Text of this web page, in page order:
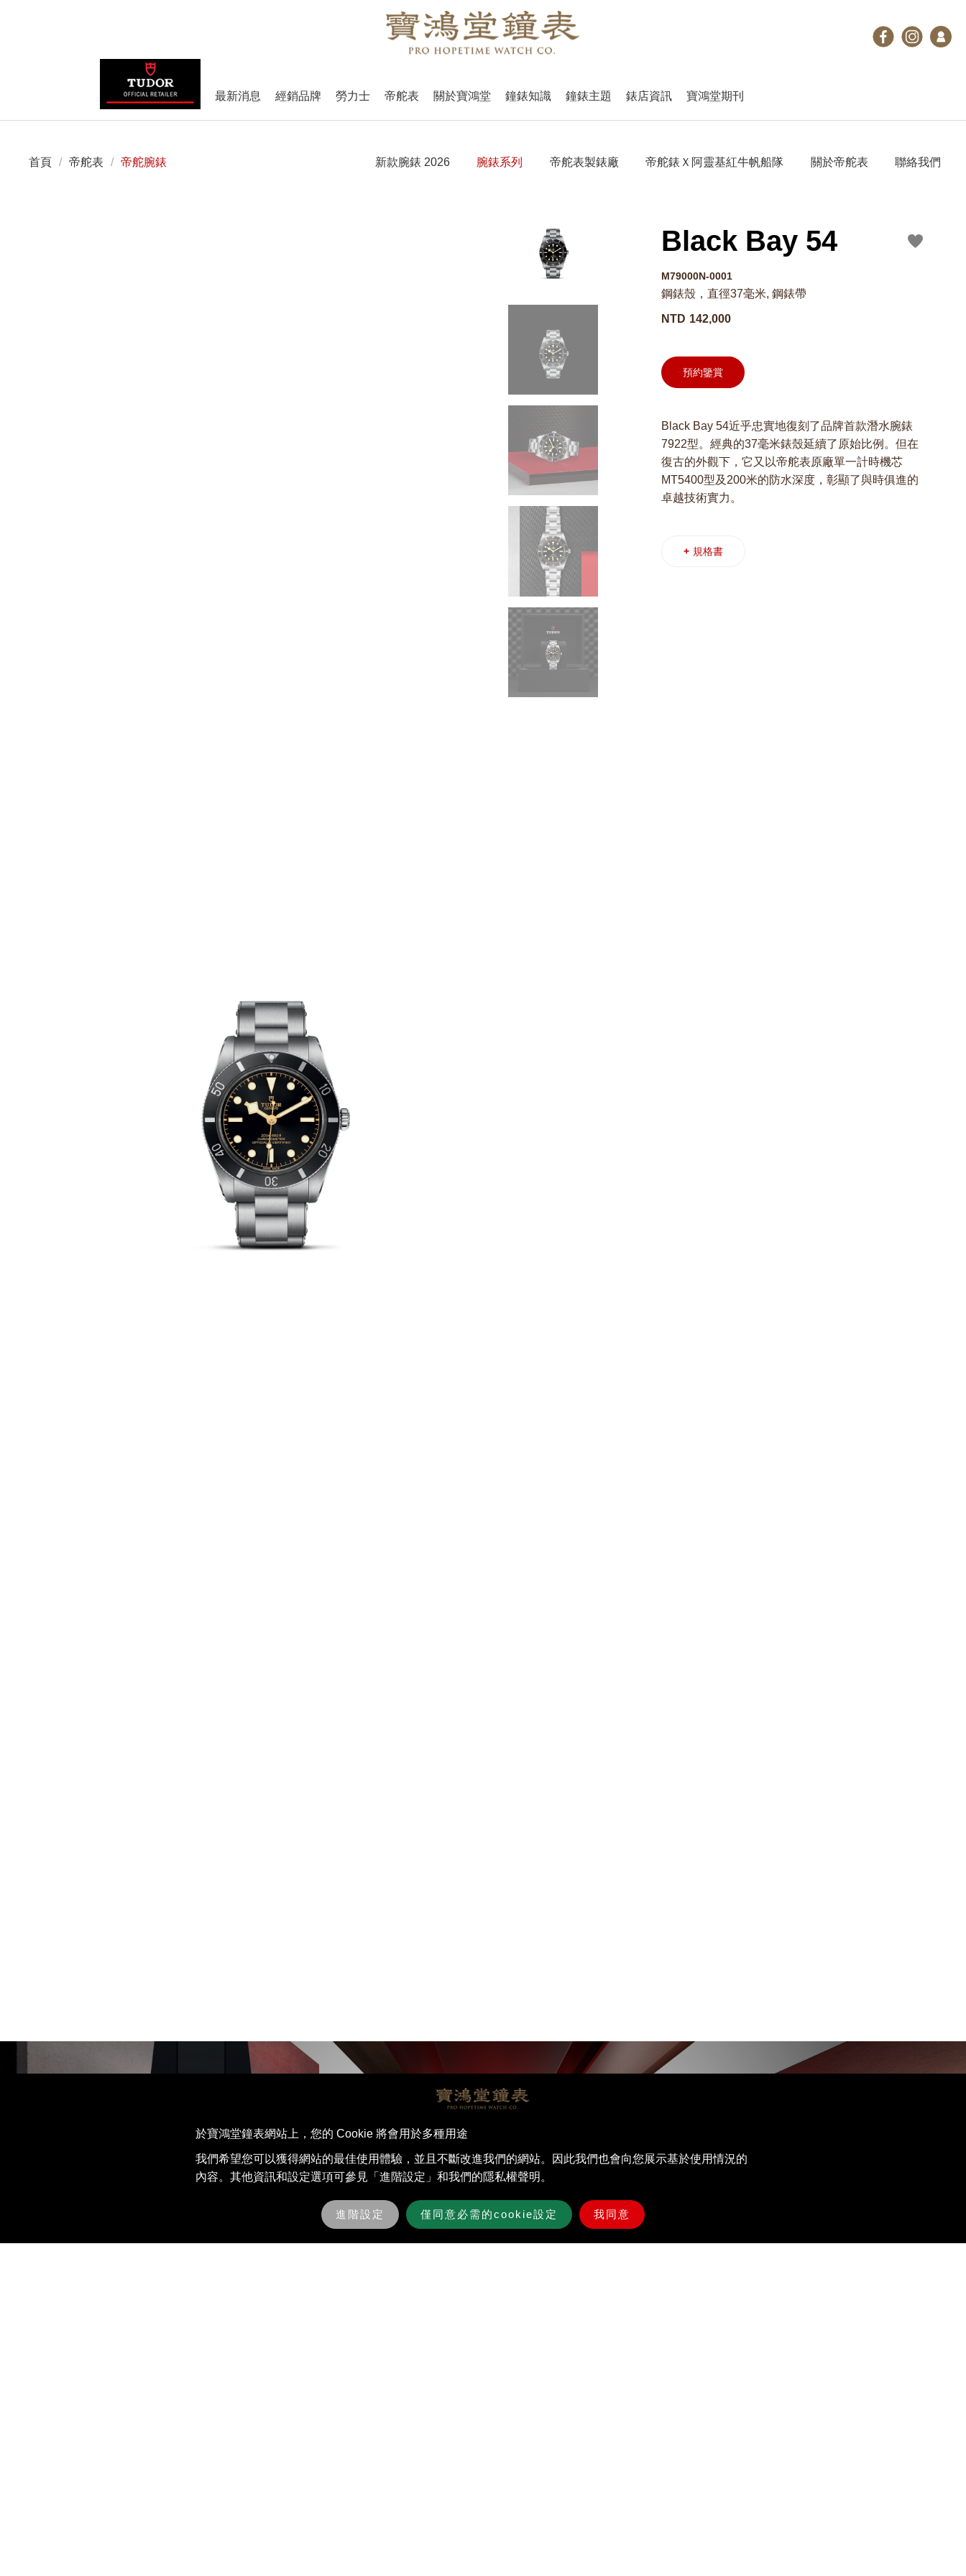
最新消息 經銷品牌 勞力士 帝舵表 關於寶鴻堂 鐘錶知識 鐘錶主題 錶店資訊 寶鴻堂期刊
首頁 / 帝舵表 / 帝舵腕錶 新款腕錶 2026 腕錶系列 帝舵表製錶廠 帝舵錶Ｘ阿靈基紅牛帆船隊 關於帝舵表 聯絡我們
Black Bay 54
M79000N-0001
鋼錶殼，直徑37毫米, 鋼錶帶
NTD 142,000
預約鑒賞
Black Bay 54近乎忠實地復刻了品牌首款潛水腕錶
7922型。經典的37毫米錶殼延續了原始比例。但在
復古的外觀下，它又以帝舵表原廠單一計時機芯
MT5400型及200米的防水深度，彰顯了與時俱進的
卓越技術實力。
+ 規格書
於寶鴻堂鐘表網站上，您的 Cookie 將會用於多種用途
我們希望您可以獲得網站的最佳使⽤體驗，並且不斷改進我們的網站。因此我們也會向您展⽰基於使⽤情況的
內容。其他資訊和設定選項可參見「進階設定」和我們的隱私權聲明。
進階設定 僅同意必需的cookie設定 我同意